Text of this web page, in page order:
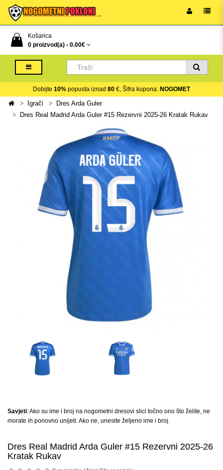
Košarica
0 proizvod(a) - 0.00€
Dobijte 10% popusta iznad 80 €, Šifra kupona: NOGOMET
Igrači
Dres Arda Guler
Dres Real Madrid Arda Guler #15 Rezervni 2025-26 Kratak Rukav
Savjeti: Ako su ime i broj na nogometni dresovi slici točno ono što želite, ne
morate ih ponovno unijeti. Ako ne, unesite željeno ime i broj.
Dres Real Madrid Arda Guler #15 Rezervni 2025-26
Kratak Rukav